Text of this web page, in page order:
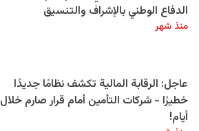
الدفاع الوطني بالإشراف والتنسيق
منذ شهر
عاجل: الرقابة المالية تكشف نظامًا جديدًا
خطيرًا - شركات التأمين أمام قرار صارم خلال
أيام!